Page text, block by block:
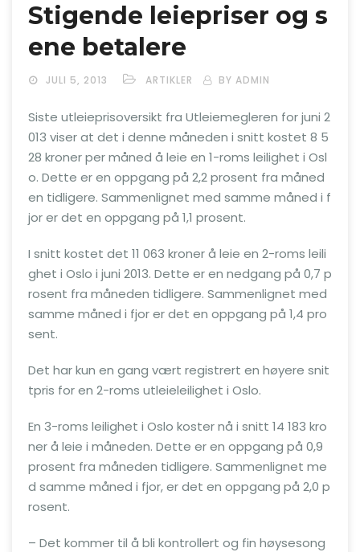
Stigende leiepriser og s
ene betalere
JULI 5, 2013 ARTIKLER BY ADMIN
Siste utleieprisoversikt fra Utleiemegleren for juni 2
013 viser at det i denne måneden i snitt kostet 8 5
28 kroner per måned å leie en 1-roms leilighet i Osl
o. Dette er en oppgang på 2,2 prosent fra måned
en tidligere. Sammenlignet med samme måned i f
jor er det en oppgang på 1,1 prosent.
I snitt kostet det 11 063 kroner å leie en 2-roms leili
ghet i Oslo i juni 2013. Dette er en nedgang på 0,7 p
rosent fra måneden tidligere. Sammenlignet med
samme måned i fjor er det en oppgang på 1,4 pro
sent.
Det har kun en gang vært registrert en høyere snit
tpris for en 2-roms utleieleilighet i Oslo.
En 3-roms leilighet i Oslo koster nå i snitt 14 183 kro
ner å leie i måneden. Dette er en oppgang på 0,9
prosent fra måneden tidligere. Sammenlignet me
d samme måned i fjor, er det en oppgang på 2,0 p
rosent.
– Det kommer til å bli kontrollert og fin høysesong